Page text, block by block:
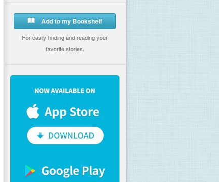
Add to my Bookshelf
For easily finding and reading your
favorite stories.